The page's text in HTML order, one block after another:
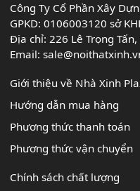
Công Ty Cổ Phần Xây
GPKD: 0106003120 sở
Địa chỉ: 226 Lê Trọng
Email:
Giới thiệu về Nhà Xinh
Hướng dẫn mua hàng
Phương thức thanh toán
Phương thức vận chuyển
Chính sách chất lượng